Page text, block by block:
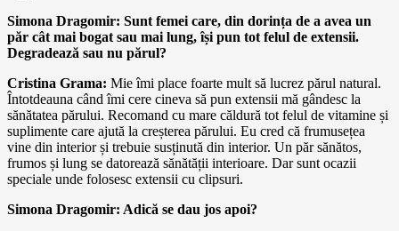
Simona Dragomir: Sunt femei care, din dorința de a avea un
păr cât mai bogat sau mai lung, își pun tot felul de extensii.
Degradează sau nu părul?
Cristina Grama: Mie îmi place foarte mult să lucrez părul natural.
Întotdeauna când îmi cere cineva să pun extensii mă gândesc la
sănătatea părului. Recomand cu mare căldură tot felul de vitamine și
suplimente care ajută la creșterea părului. Eu cred că frumusețea
vine din interior și trebuie susținută din interior. Un păr sănătos,
frumos și lung se datorează sănătății interioare. Dar sunt ocazii
speciale unde folosesc extensii cu clipsuri.
Simona Dragomir: Adică se dau jos apoi?